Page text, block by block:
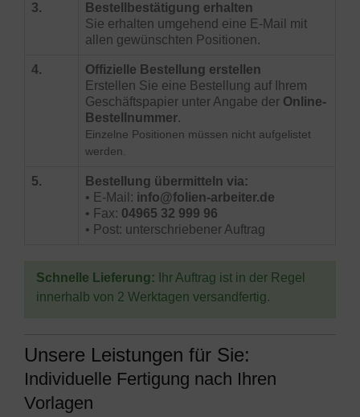
3.
Bestellbestätigung erhalten
Sie erhalten umgehend eine E-Mail mit
allen gewünschten Positionen.
4.
Offizielle Bestellung erstellen
Erstellen Sie eine Bestellung auf Ihrem
Geschäftspapier unter Angabe der Online-
Bestellnummer.
Einzelne Positionen müssen nicht aufgelistet
werden.
5.
Bestellung übermitteln via:
• E-Mail: info@folien-arbeiter.de
• Fax: 04965 32 999 96
• Post: unterschriebener Auftrag
Schnelle Lieferung: Ihr Auftrag ist in der Regel
innerhalb von 2 Werktagen versandfertig.
Unsere Leistungen für Sie:
Individuelle Fertigung nach Ihren
Vorlagen